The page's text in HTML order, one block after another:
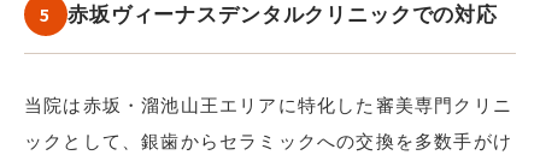
5 赤坂ヴィーナスデンタルクリニックでの対応
当院は赤坂・溜池山王エリアに特化した審美専門クリニ
ックとして、銀歯からセラミックへの交換を多数手がけ